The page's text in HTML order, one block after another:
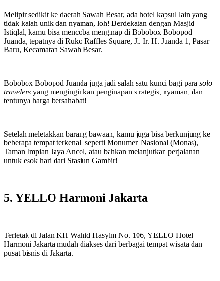
Melipir sedikit ke daerah Sawah Besar, ada hotel kapsul lain yang
tidak kalah unik dan nyaman, loh! Berdekatan dengan Masjid
Istiqlal, kamu bisa mencoba menginap di Bobobox Bobopod
Juanda, tepatnya di Ruko Raffles Square, Jl. Ir. H. Juanda 1, Pasar
Baru, Kecamatan Sawah Besar.
Bobobox Bobopod Juanda juga jadi salah satu kunci bagi para solo
travelers yang menginginkan penginapan strategis, nyaman, dan
tentunya harga bersahabat!
Setelah meletakkan barang bawaan, kamu juga bisa berkunjung ke
beberapa tempat terkenal, seperti Monumen Nasional (Monas),
Taman Impian Jaya Ancol, atau bahkan melanjutkan perjalanan
untuk esok hari dari Stasiun Gambir!
5. YELLO Harmoni Jakarta
Terletak di Jalan KH Wahid Hasyim No. 106, YELLO Hotel
Harmoni Jakarta mudah diakses dari berbagai tempat wisata dan
pusat bisnis di Jakarta.